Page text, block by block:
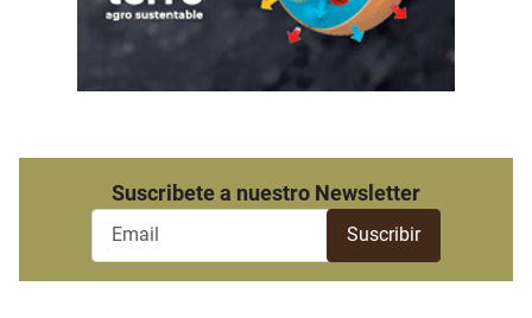
Suscribete a nuestro Newsletter